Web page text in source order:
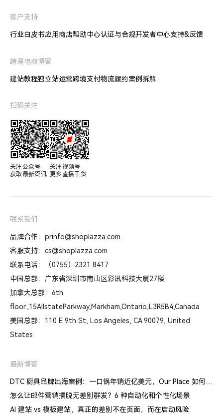
客户支持
行业白皮书应用商店帮助中心认证与合规开发者中心支持&反馈
跨境电商博客
建站教程独立站运营跨境支付物流履约案例拆解
扫码关注
关注公众号
获取最新资讯
关注视频号
更多直播干货
联系我们
品牌合作：prinfo@shoplazza.com
客服支持：cs@shoplazza.com
联系电话：（0755）2321 8417
中国总部：广东省深圳市南山区彩讯科技大厦27楼
加拿大总部：6th
floor.,15AllstateParkway,Markham,Ontario,L3R5B4,Canada
美国总部：110 E 9th St, Los Angeles, CA 90079, United
States
最新博客
DTC 厨具品牌出海案例：一口锅年销近亿美元，Our Place 如何建立信任体系
怎么让邮件营销摆脱无差别群发？6 种自动化和个性化场景
AI 建站 vs 模板建站，真正的差别不在页面，而在启动风险